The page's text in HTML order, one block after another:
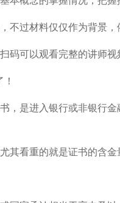
不过材料仅仅作为背景，
码可以观看完整的讲师视
，是进入银行或非银行
其看重的就是证书的含